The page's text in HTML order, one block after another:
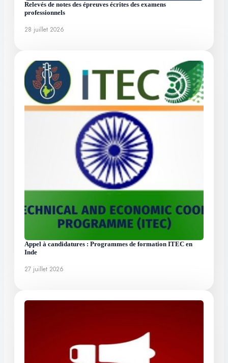
Relevés de notes des épreuves écrites des examens
professionnels
28 juillet 2026
Appel à candidatures : Programmes de formation ITEC en
Inde
27 juillet 2026